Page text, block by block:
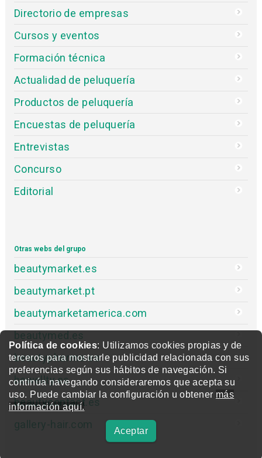
Política de cookies: Utilizamos cookies propias y de
terceros para mostrarle publicidad relacionada con sus
preferencias según sus hábitos de navegación. Si
continúa navegando consideraremos que acepta su
uso. Puede cambiar la configuración u obtener más
información aquí.
Aceptar
Directorio de empresas
Cursos y eventos
Formación técnica
Actualidad de peluquería
Productos de peluquería
Encuestas de peluquería
Entrevistas
Concurso
Editorial
Otras webs del grupo
beautymarket.es
beautymarket.pt
beautymarketamerica.com
beautymed.es
beautypharma.es
bewellty.es
beautycontact.es
gallery-hair.com